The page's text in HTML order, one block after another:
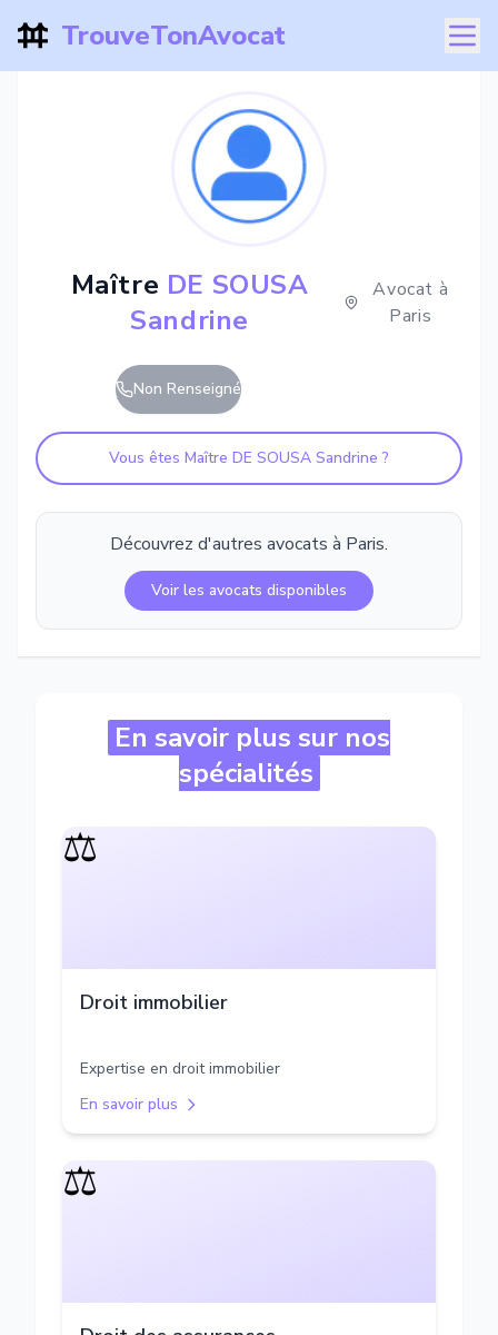
TrouveTonAvocat
Maître DE SOUSA
Sandrine
Avocat à
Paris
Non Renseigné
Vous êtes Maître DE SOUSA Sandrine ?
Découvrez d'autres avocats à Paris.
Voir les avocats disponibles
En savoir plus sur nos
spécialités
⚖️
Droit immobilier
Expertise en droit immobilier
En savoir plus
⚖️